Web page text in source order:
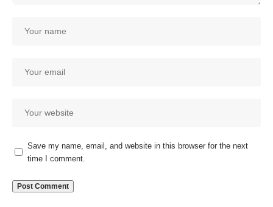
Save my name, email, and website in this browser for the next
time I comment.